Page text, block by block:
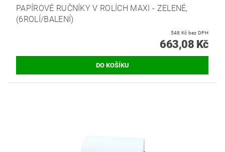
PAPÍROVÉ RUČNÍKY V ROLÍCH MAXI - ZELENÉ,
(6ROLÍ/BALENÍ)
548 Kč bez DPH
663,08 Kč